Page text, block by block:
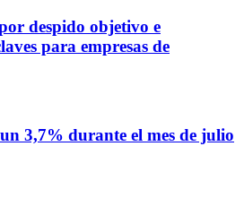
despido objetivo e
para empresas de
3,7% durante el mes de julio